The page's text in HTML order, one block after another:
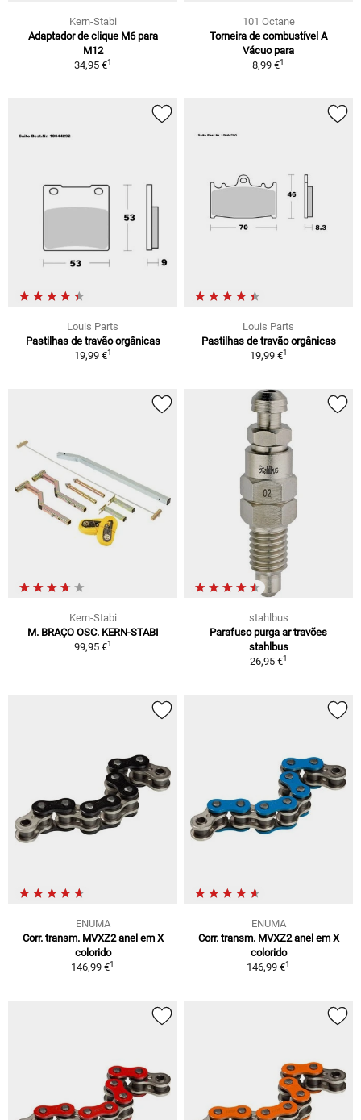
Kern-Stabi
Adaptador de clique M6 para
M12
34,95 €1
101 Octane
Torneira de combustível A
Vácuo para
8,99 €1
Louis Parts
Pastilhas de travão orgânicas
19,99 €1
Louis Parts
Pastilhas de travão orgânicas
19,99 €1
Kern-Stabi
M. BRAÇO OSC. KERN-STABI
99,95 €1
stahlbus
Parafuso purga ar travões
stahlbus
26,95 €1
ENUMA
Corr. transm. MVXZ2 anel em X
colorido
146,99 €1
ENUMA
Corr. transm. MVXZ2 anel em X
colorido
146,99 €1